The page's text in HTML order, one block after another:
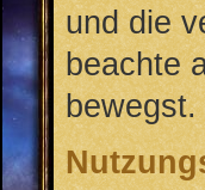
und die
beachte
bewegst.